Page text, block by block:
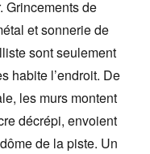
Grincements de
et sonnerie de
sont seulement
habite l’endroit. De
les murs montent
décrépi, envoient
de la piste. Un